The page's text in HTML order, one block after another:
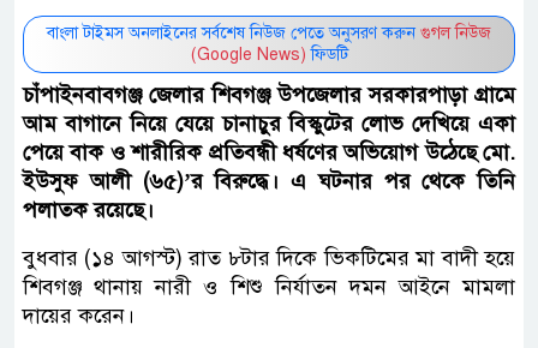
বাংলা টাইমস অনলাইনের সর্বশেষ নিউজ পেতে অনুসরণ করুন গুগল নিউজ
(Google News) ফিডটি
চাঁপাইনবাবগঞ্জ জেলার শিবগঞ্জ উপজেলার সরকারপাড়া গ্রামে
আম বাগানে নিয়ে যেয়ে চানাচুর বিস্কুটের লোভ দেখিয়ে একা
পেয়ে বাক ও শারীরিক প্রতিবন্ধী ধর্ষণের অভিয়োগ উঠেছে মো.
ইউসুফ আলী (৬৫)’র বিরুদ্ধে। এ ঘটনার পর থেকে তিনি
পলাতক রয়েছে।
বুধবার (১৪ আগস্ট) রাত ৮টার দিকে ভিকটিমের মা বাদী হয়ে
শিবগঞ্জ থানায় নারী ও শিশু নির্যাতন দমন আইনে মামলা
দায়ের করেন।